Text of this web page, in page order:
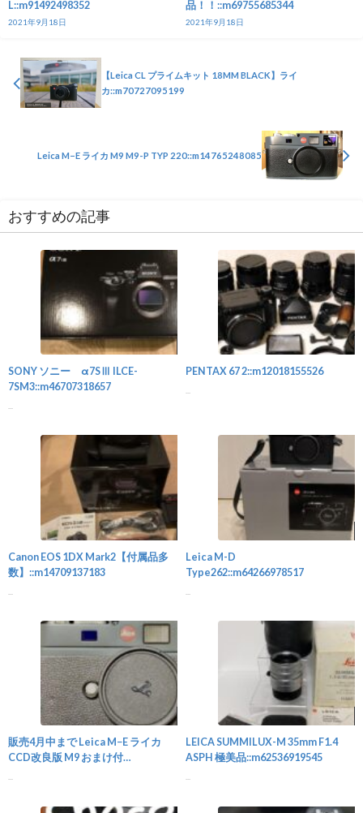
L::m91492498352
2021年9月18日
品！！::m69755685344
2021年9月18日
【Leica CL プライムキット 18MM BLACK】ライ
カ::m70727095199
Leica M−E ライカ M9 M9-P TYP 220::m14765248085
おすすめの記事
SONY ソニー α7SⅢ ILCE-
7SM3::m46707318657
PENTAX 67 2::m12018155526
Canon EOS 1DX Mark2【付属品多
数】::m14709137183
Leica M-D
Type262::m64266978517
販売4月中まで Leica M−E ライカ
CCD改良版 M9 おまけ付
LEICA SUMMILUX-M 35mm F1.4
ASPH 極美品::m62536919545